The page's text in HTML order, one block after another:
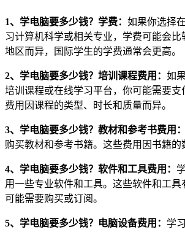
1、学电脑要多少钱？学费： 如果你选择
习计算机科学或相关专业，学费可能会比
地区而异，国际学生的学费通常会更高。
2、学电脑要多少钱？培训课程费用： 如
培训课程或在线学习平台，你可能需要支
费用因课程的类型、时长和质量而异。
3、学电脑要多少钱？教材和参考书费用：
购买教材和参考书籍。这些费用因书籍的
4、学电脑要多少钱？软件和工具费用：
用一些专业软件和工具。这些软件和工
可能需要购买或订阅。
5、学电脑要多少钱？电脑设备费用： 学